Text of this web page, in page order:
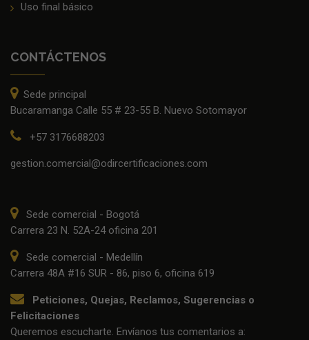
Uso final básico
CONTÁCTENOS
Sede principal
Bucaramanga Calle 55 # 23-55 B. Nuevo Sotomayor
+57 3176688203
gestion.comercial@odircertificaciones.com
Sede comercial - Bogotá
Carrera 23 N. 52A-24 oficina 201
Sede comercial - Medellín
Carrera 48A #16 SUR - 86, piso 6, oficina 619
Peticiones, Quejas, Reclamos, Sugerencias o
Felicitaciones
Queremos escucharte. Envíanos tus comentarios a: